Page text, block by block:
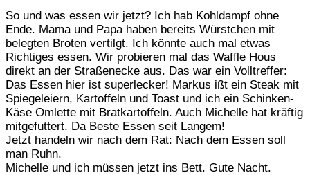
So und was essen wir jetzt? Ich hab Kohldampf ohne
Ende. Mama und Papa haben bereits Würstchen mit
belegten Broten vertilgt. Ich könnte auch mal etwas
Richtiges essen. Wir probieren mal das Waffle Hous
direkt an der Straßenecke aus. Das war ein Volltreffer:
Das Essen hier ist superlecker! Markus ißt ein Steak mit
Spiegeleiern, Kartoffeln und Toast und ich ein Schinken-
Käse Omlette mit Bratkartoffeln. Auch Michelle hat kräftig
mitgefuttert. Da Beste Essen seit Langem!
Jetzt handeln wir nach dem Rat: Nach dem Essen soll
man Ruhn.
Michelle und ich müssen jetzt ins Bett. Gute Nacht.